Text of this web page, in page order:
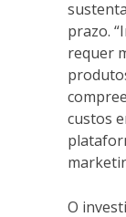
prazo.
requer
custos
O